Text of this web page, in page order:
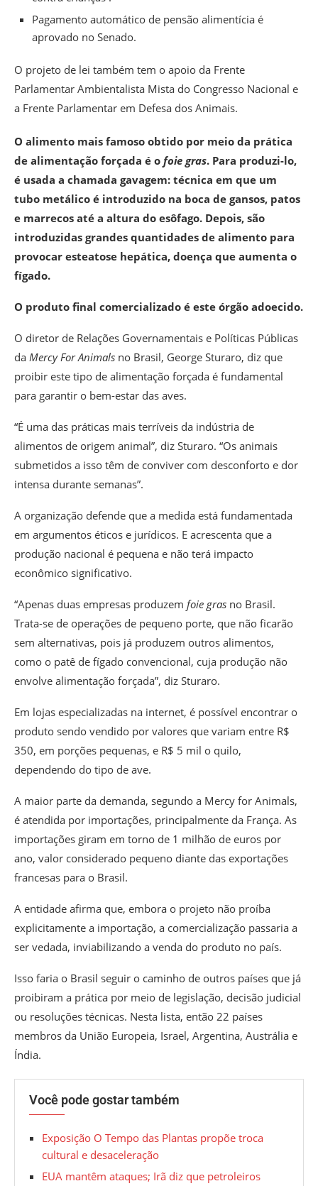
Pagamento automático de pensão alimentícia é
aprovado no Senado.
O projeto de lei também tem o apoio da Frente
Parlamentar Ambientalista Mista do Congresso Nacional e
a Frente Parlamentar em Defesa dos Animais.
O alimento mais famoso obtido por meio da prática
de alimentação forçada é o foie gras. Para produzi-lo,
é usada a chamada gavagem: técnica em que um
tubo metálico é introduzido na boca de gansos, patos
e marrecos até a altura do esôfago. Depois, são
introduzidas grandes quantidades de alimento para
provocar esteatose hepática, doença que aumenta o
fígado.
O produto final comercializado é este órgão adoecido.
O diretor de Relações Governamentais e Políticas Públicas
da Mercy For Animals no Brasil, George Sturaro, diz que
proibir este tipo de alimentação forçada é fundamental
para garantir o bem-estar das aves.
“É uma das práticas mais terríveis da indústria de
alimentos de origem animal”, diz Sturaro. “Os animais
submetidos a isso têm de conviver com desconforto e dor
intensa durante semanas”.
A organização defende que a medida está fundamentada
em argumentos éticos e jurídicos. E acrescenta que a
produção nacional é pequena e não terá impacto
econômico significativo.
“Apenas duas empresas produzem foie gras no Brasil.
Trata-se de operações de pequeno porte, que não ficarão
sem alternativas, pois já produzem outros alimentos,
como o patê de fígado convencional, cuja produção não
envolve alimentação forçada”, diz Sturaro.
Em lojas especializadas na internet, é possível encontrar o
produto sendo vendido por valores que variam entre R$
350, em porções pequenas, e R$ 5 mil o quilo,
dependendo do tipo de ave.
A maior parte da demanda, segundo a Mercy for Animals,
é atendida por importações, principalmente da França. As
importações giram em torno de 1 milhão de euros por
ano, valor considerado pequeno diante das exportações
francesas para o Brasil.
A entidade afirma que, embora o projeto não proíba
explicitamente a importação, a comercialização passaria a
ser vedada, inviabilizando a venda do produto no país.
Isso faria o Brasil seguir o caminho de outros países que já
proibiram a prática por meio de legislação, decisão judicial
ou resoluções técnicas. Nesta lista, então 22 países
membros da União Europeia, Israel, Argentina, Austrália e
Índia.
Você pode gostar também
Exposição O Tempo das Plantas propõe troca
cultural e desaceleração
EUA mantêm ataques; Irã diz que petroleiros